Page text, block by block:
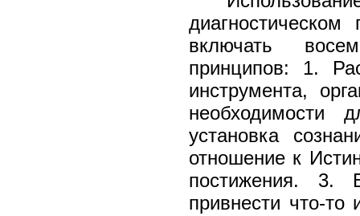
включать
принципов: 1.
инструмента,
необходимости
установка
отношение к
постижения. 3.
привнести что-то